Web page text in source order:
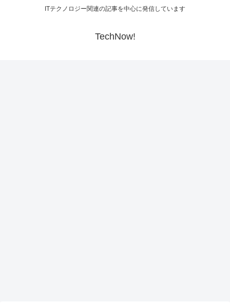
ITテクノロジー関連の記事を中心に発信しています
TechNow!